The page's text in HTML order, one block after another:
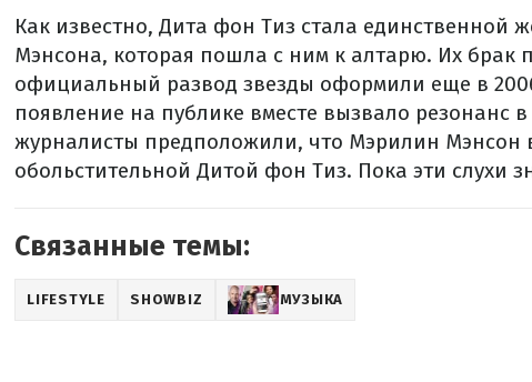
Как известно, Дита фон Тиз стала
Мэнсона, которая пошла с ним к алтарю. Их брак
официальный развод звезды оформили еще в
появление на публике вместе вызвало резонанс
журналисты предположили, что Мэрилин Мэнсон
обольстительной Дитой фон Тиз. Пока эти слухи
Связанные темы:
LIFESTYLE SHOWBIZ МУЗЫКА